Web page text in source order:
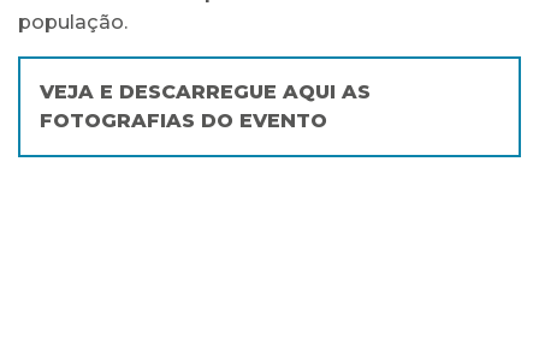
população.
VEJA E DESCARREGUE AQUI AS
FOTOGRAFIAS DO EVENTO